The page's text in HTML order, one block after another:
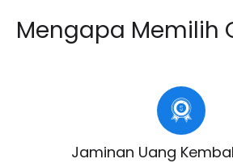
Mengapa Memilih
Jaminan Uang